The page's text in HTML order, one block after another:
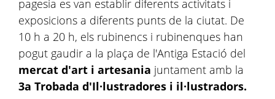
pagesia es van establir diferents activitats i
exposicions a diferents punts de la ciutat. De
10 h a 20 h, els rubinencs i rubinenques han
pogut gaudir a la plaça de l'Antiga Estació del
mercat d'art i artesania juntament amb la
3a Trobada d'Il·lustradores i il·lustradors.